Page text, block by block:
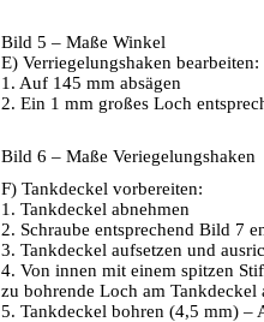
Bild 5 – Maße Winkel
E) Verriegelungshaken bearbeiten:
1. Auf 145 mm absägen
2. Ein 1 mm großes Loch
Bild 6 – Maße Veriegelungshaken
F) Tankdeckel vorbereiten:
1. Tankdeckel abnehmen
2. Schraube entsprechend Bild 7
3. Tankdeckel aufsetzen und
4. Von innen mit einem spitzen
zu bohrende Loch am Tankdeckel
5. Tankdeckel bohren (4,5 mm)